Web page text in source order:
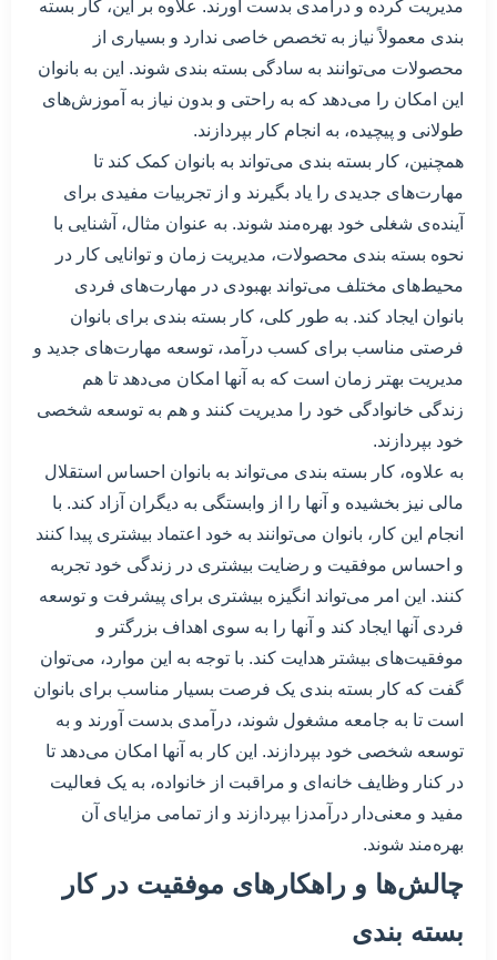
مدیریت کرده و درآمدی بدست آورند. علاوه بر این، کار بسته
بندی معمولاً نیاز به تخصص خاصی ندارد و بسیاری از
محصولات می‌توانند به سادگی بسته بندی شوند. این به بانوان
این امکان را می‌دهد که به راحتی و بدون نیاز به آموزش‌های
طولانی و پیچیده، به انجام کار بپردازند.
همچنین، کار بسته بندی می‌تواند به بانوان کمک کند تا
مهارت‌های جدیدی را یاد بگیرند و از تجربیات مفیدی برای
آینده‌ی شغلی خود بهره‌مند شوند. به عنوان مثال، آشنایی با
نحوه بسته بندی محصولات، مدیریت زمان و توانایی کار در
محیط‌های مختلف می‌تواند بهبودی در مهارت‌های فردی
بانوان ایجاد کند. به طور کلی، کار بسته بندی برای بانوان
فرصتی مناسب برای کسب درآمد، توسعه مهارت‌های جدید و
مدیریت بهتر زمان است که به آنها امکان می‌دهد تا هم
زندگی خانوادگی خود را مدیریت کنند و هم به توسعه شخصی
خود بپردازند.
به علاوه، کار بسته بندی می‌تواند به بانوان احساس استقلال
مالی نیز بخشیده و آنها را از وابستگی به دیگران آزاد کند. با
انجام این کار، بانوان می‌توانند به خود اعتماد بیشتری پیدا کنند
و احساس موفقیت و رضایت بیشتری در زندگی خود تجربه
کنند. این امر می‌تواند انگیزه بیشتری برای پیشرفت و توسعه
فردی آنها ایجاد کند و آنها را به سوی اهداف بزرگتر و
موفقیت‌های بیشتر هدایت کند. با توجه به این موارد، می‌توان
گفت که کار بسته بندی یک فرصت بسیار مناسب برای بانوان
است تا به جامعه مشغول شوند، درآمدی بدست آورند و به
توسعه شخصی خود بپردازند. این کار به آنها امکان می‌دهد تا
در کنار وظایف خانه‌ای و مراقبت از خانواده، به یک فعالیت
مفید و معنی‌دار درآمدزا بپردازند و از تمامی مزایای آن
بهره‌مند شوند.
چالش‌ها و راهکارهای موفقیت در کار
بسته بندی